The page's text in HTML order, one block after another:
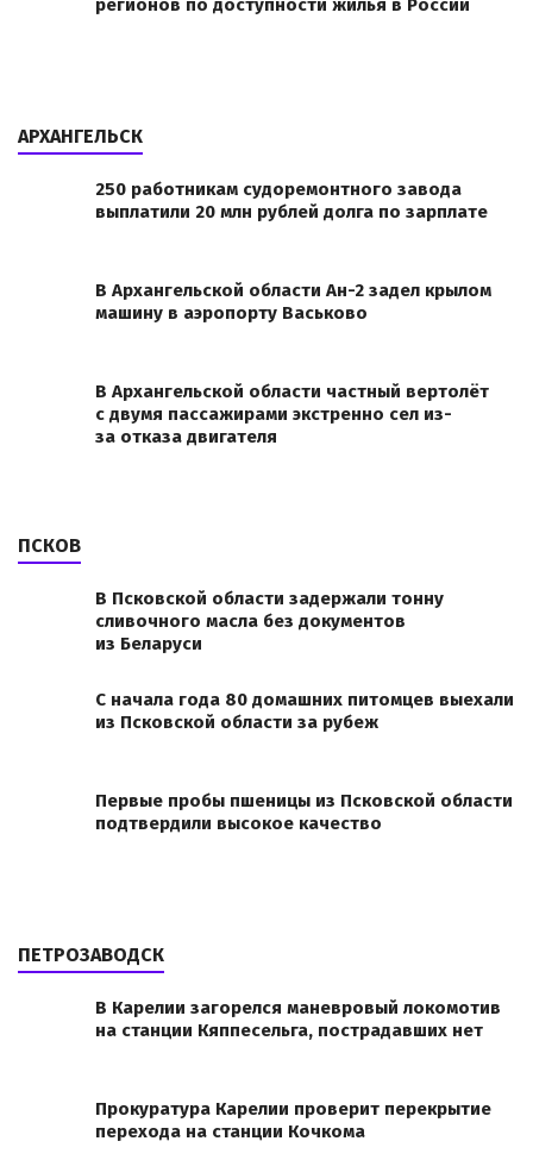
регионов по доступности жилья в России
АРХАНГЕЛЬСК
250 работникам судоремонтного завода
выплатили 20 млн рублей долга по зарплате
В Архангельской области Ан-2 задел крылом
машину в аэропорту Васьково
В Архангельской области частный вертолёт
с двумя пассажирами экстренно сел из-
за отказа двигателя
ПСКОВ
В Псковской области задержали тонну
сливочного масла без документов
из Беларуси
С начала года 80 домашних питомцев выехали
из Псковской области за рубеж
Первые пробы пшеницы из Псковской области
подтвердили высокое качество
ПЕТРОЗАВОДСК
В Карелии загорелся маневровый локомотив
на станции Кяппесельга, пострадавших нет
Прокуратура Карелии проверит перекрытие
перехода на станции Кочкома